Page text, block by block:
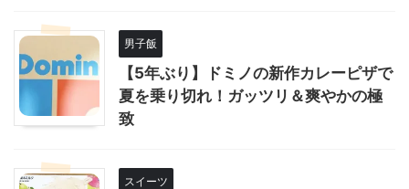
男子飯
【5年ぶり】ドミノの新作カレーピザで
夏を乗り切れ！ガッツリ＆爽やかの極
致
スイーツ